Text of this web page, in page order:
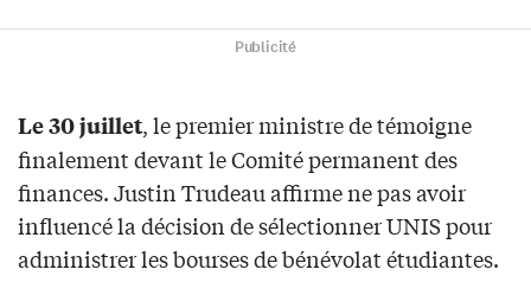
Publicité
Le 30 juillet, le premier ministre de témoigne
finalement devant le Comité permanent des
finances. Justin Trudeau affirme ne pas avoir
influencé la décision de sélectionner UNIS pour
administrer les bourses de bénévolat étudiantes.